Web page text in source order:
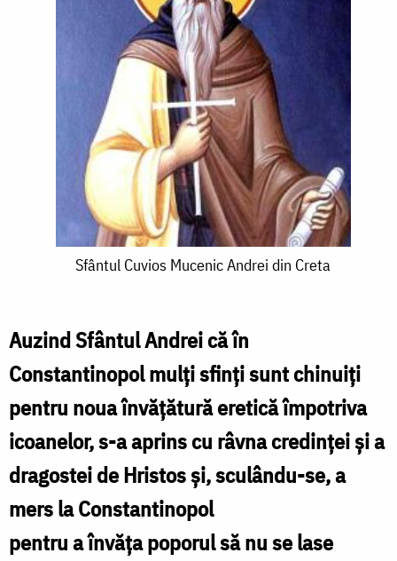
Sfântul
Mucenic
Andrei
din
Creta
Sfântul Cuvios Mucenic Andrei din Creta
Auzind Sfântul Andrei că în
Constantinopol mulți sfinți sunt chinuiți
pentru noua învățătură eretică împotriva
icoanelor, s-a aprins cu râvna credinței și a
dragostei de Hristos și, sculându-se, a
mers la Constantinopol
pentru a învăța poporul să nu se lase